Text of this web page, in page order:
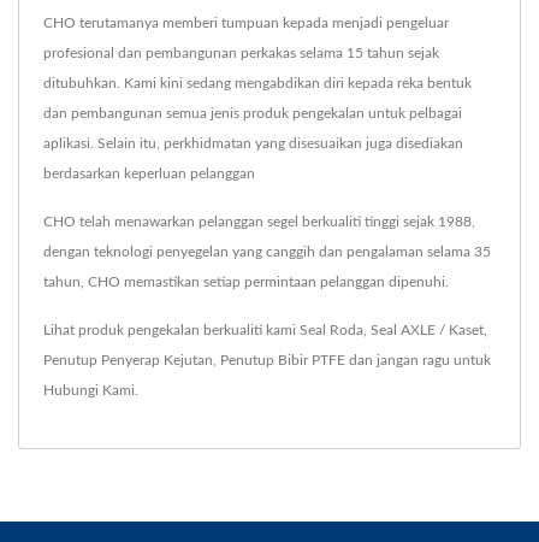
CHO terutamanya memberi tumpuan kepada menjadi pengeluar
profesional dan pembangunan perkakas selama 15 tahun sejak
ditubuhkan. Kami kini sedang mengabdikan diri kepada reka bentuk
dan pembangunan semua jenis produk pengekalan untuk pelbagai
aplikasi. Selain itu, perkhidmatan yang disesuaikan juga disediakan
berdasarkan keperluan pelanggan
CHO telah menawarkan pelanggan segel berkualiti tinggi sejak 1988,
dengan teknologi penyegelan yang canggih dan pengalaman selama 35
tahun, CHO memastikan setiap permintaan pelanggan dipenuhi.
Lihat produk pengekalan berkualiti kami Seal Roda Seal AXLE / Kaset
Penutup Penyerap Kejutan Penutup Bibir PTFE dan jangan ragu untuk
Hubungi Kami